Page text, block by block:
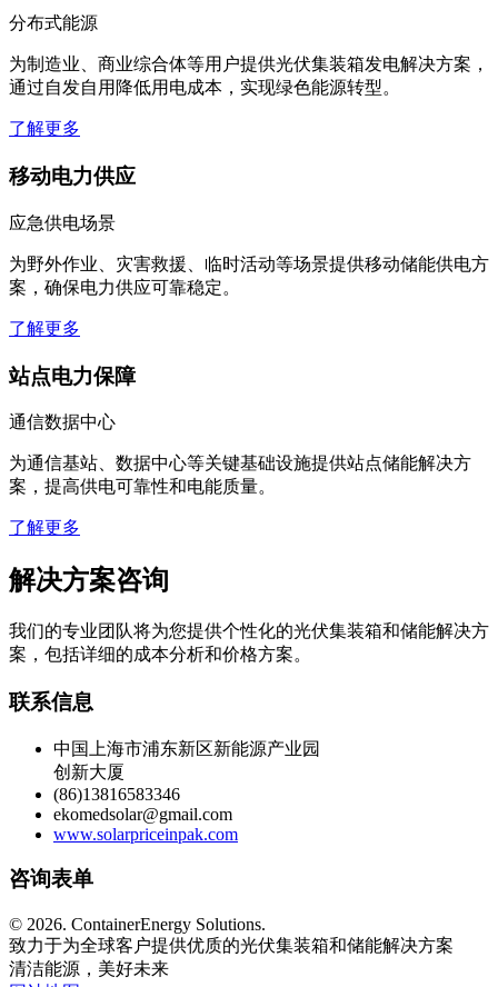
分布式能源
为制造业、商业综合体等用户提供光伏集装箱发电解决方案，
通过自发自用降低用电成本，实现绿色能源转型。
了解更多
移动电力供应
应急供电场景
为野外作业、灾害救援、临时活动等场景提供移动储能供电方
案，确保电力供应可靠稳定。
了解更多
站点电力保障
通信数据中心
为通信基站、数据中心等关键基础设施提供站点储能解决方
案，提高供电可靠性和电能质量。
了解更多
解决方案咨询
我们的专业团队将为您提供个性化的光伏集装箱和储能解决方
案，包括详细的成本分析和价格方案。
联系信息
中国上海市浦东新区新能源产业园
创新大厦
(86)13816583346
ekomedsolar@gmail.com
www.solarpriceinpak.com
咨询表单
© 2026. ContainerEnergy Solutions.
致力于为全球客户提供优质的光伏集装箱和储能解决方案
清洁能源，美好未来